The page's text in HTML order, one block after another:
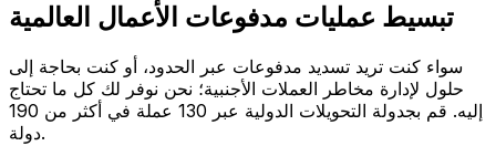
تبسيط عمليات مدفوعات الأعمال العالمية
سواء كنت تريد تسديد مدفوعات عبر الحدود، أو كنت بحاجة إلى
حلول لإدارة مخاطر العملات الأجنبية؛ نحن نوفر لك كل ما تحتاج
إليه. قم بجدولة التحويلات الدولية عبر 130 عملة في أكثر من 190
دولة.